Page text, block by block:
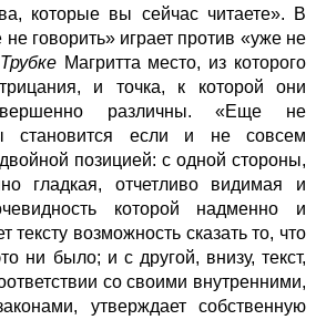
которые вы сейчас читаете». В
говорить» играет против «уже не
ТрубкеМагритта место, из которого
и точка, к которой они
различны. «Еще не
становится если и не совсем
позицией: с одной стороны,
гладкая, отчетливо видимая и
которой надменно и
тексту возможность сказать то, что
ни было; и с другой, внизу, текст,
со своими внутренними,
утверждает собственную